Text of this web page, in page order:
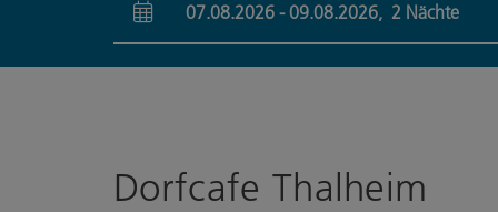
An- und Abreisefelder
07.08.2026 -09.08.2026, 2 Nächte
Dorfcafe Thalheim